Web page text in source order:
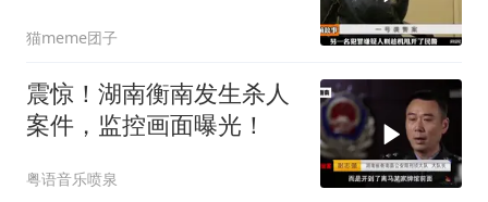
猫meme团子
震惊！湖南衡南发生杀人
案件，监控画面曝光！
粤语音乐喷泉